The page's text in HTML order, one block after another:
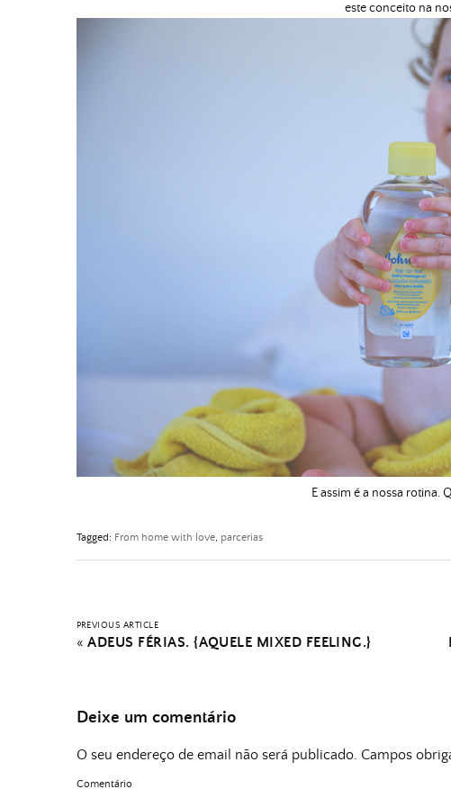
este conceito na
E assim é a nossa rotina.
Tagged: From home with love, parcerias
PREVIOUS ARTICLE
«ADEUS FÉRIAS. {AQUELE MIXED FEELING.}
Deixe um comentário
O seu endereço de email não será publicado. Campos
Comentário